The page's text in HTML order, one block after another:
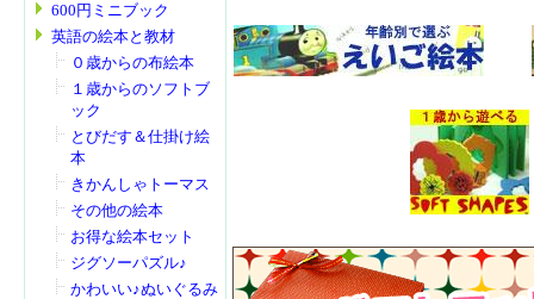
600円ミニブック
英語の絵本と教材
０歳からの布絵本
１歳からのソフトブ
ック
とびだす＆仕掛け絵
本
きかんしゃトーマス
その他の絵本
お得な絵本セット
ジグソーパズル♪
かわいい♪ぬいぐるみ